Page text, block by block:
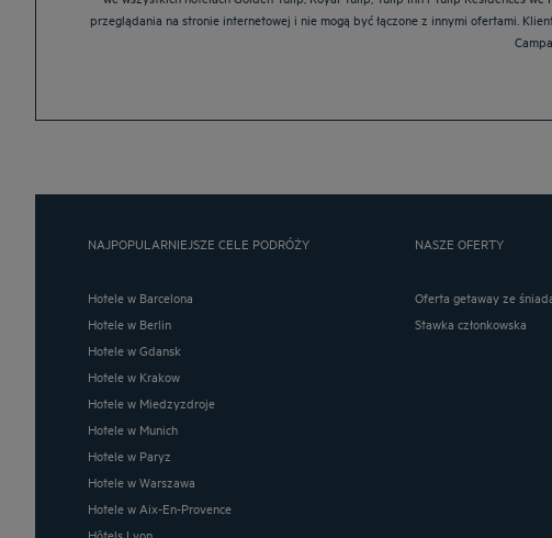
przeglądania na stronie internetowej i nie mogą być łączone z innymi ofertami.
NAJPOPULARNIEJSZE CELE PODRÓŻY
Hotele w Barcelona
Hotele w Berlin
Hotele w Gdansk
Hotele w Krakow
Hotele w Miedzyzdroje
Hotele w Munich
Hotele w Paryz
Hotele w Warszawa
Hotele w Aix-En-Provence
Hôtels Lyon
NASZE OFERTY
Oferta getaway ze
Stawka członkowska